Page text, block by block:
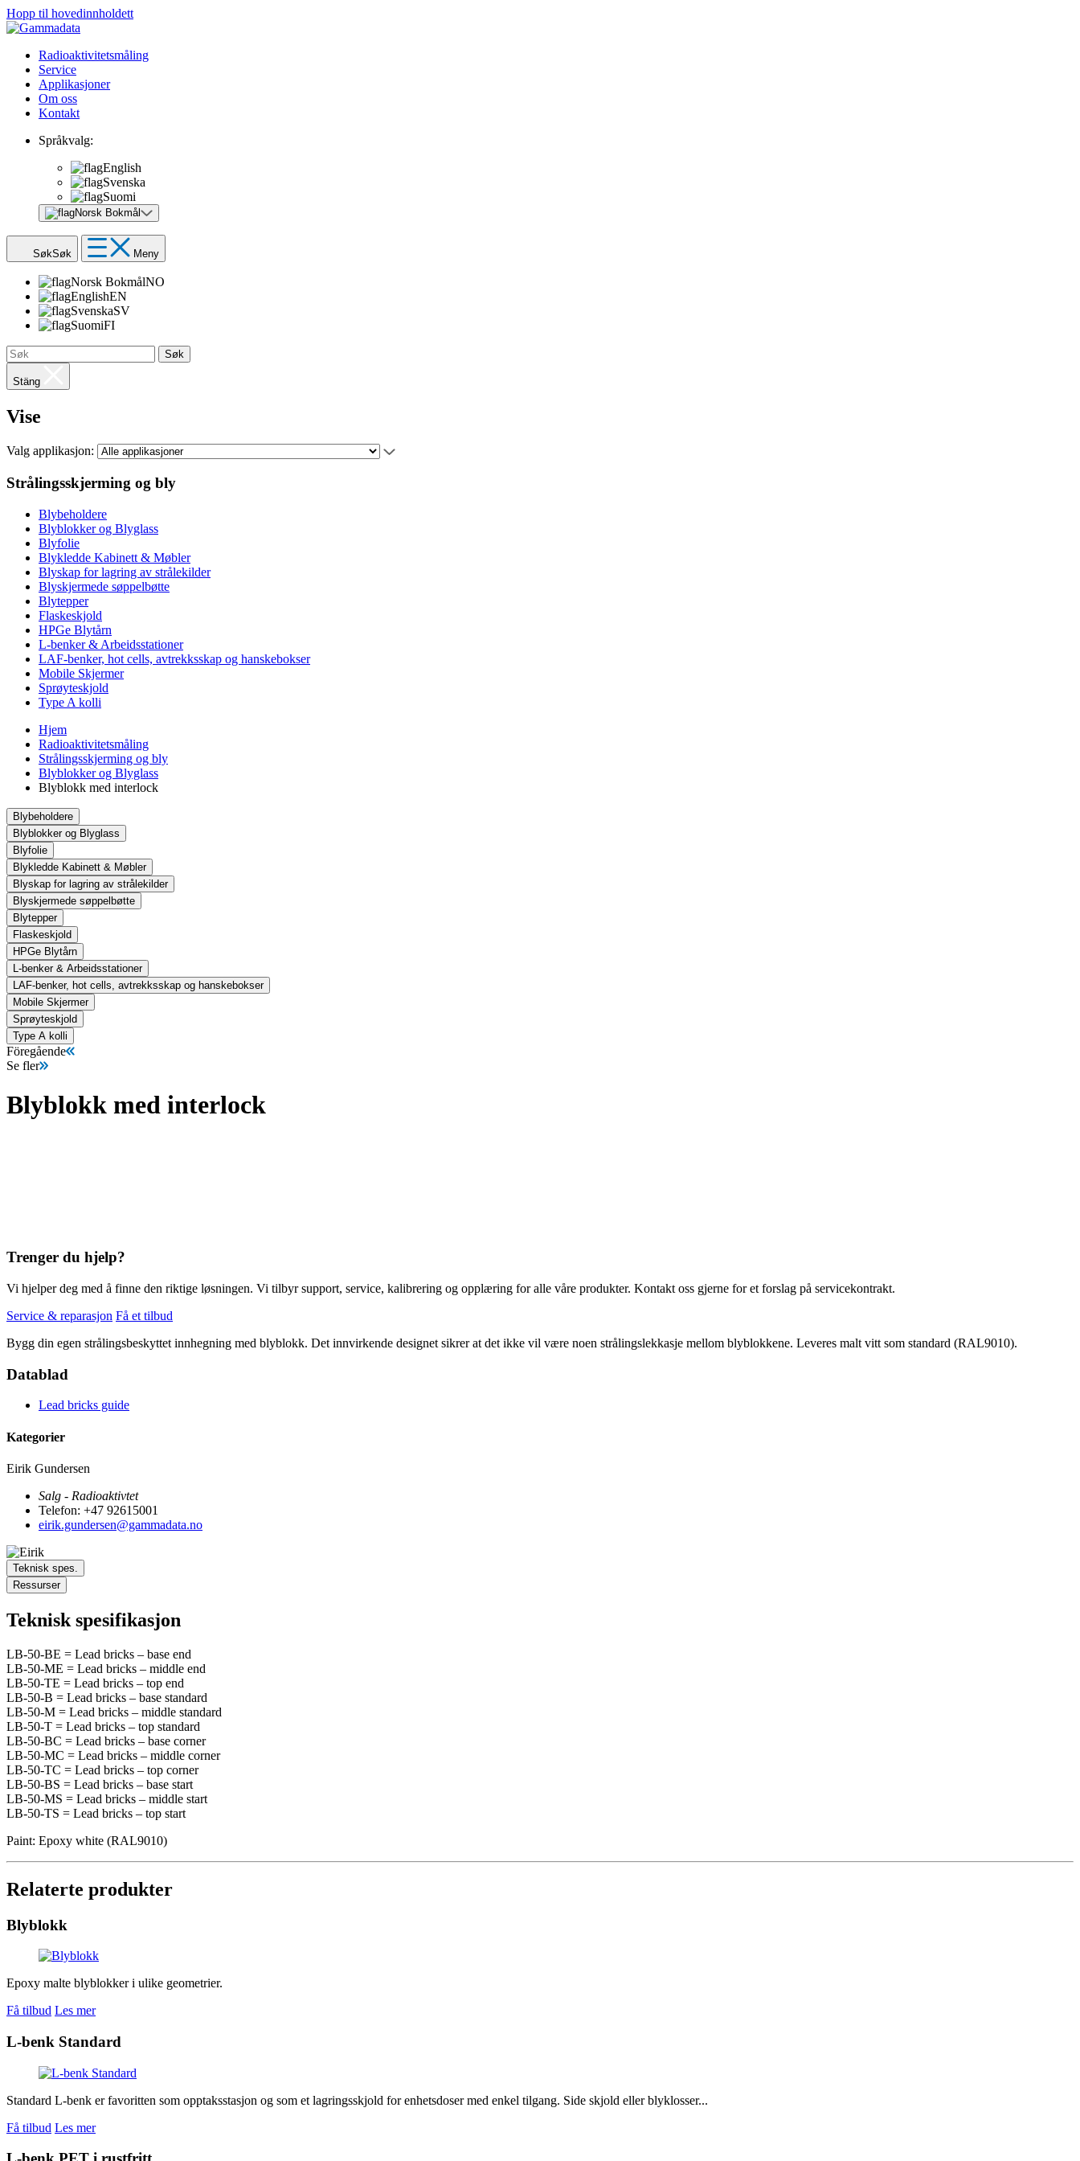
Hopp til hovedinnholdett
Radioaktivitetsmåling
Service
Applikasjoner
Om oss
Kontakt
Språkvalg:
English
Svenska
Suomi
Norsk Bokmål
SøkSøk Meny
Norsk BokmålNO
EnglishEN
SvenskaSV
SuomiFI
Søk
Stäng
Vise
Valg applikasjon:
Strålingsskjerming og bly
Blybeholdere
Blyblokker og Blyglass
Blyfolie
Blykledde Kabinett & Møbler
Blyskap for lagring av strålekilder
Blyskjermede søppelbøtte
Blytepper
Flaskeskjold
HPGe Blytårn
L-benker & Arbeidsstationer
LAF-benker, hot cells, avtrekksskap og hanskebokser
Mobile Skjermer
Sprøyteskjold
Type A kolli
Hjem
Radioaktivitetsmåling
Strålingsskjerming og bly
Blyblokker og Blyglass
Blyblokk med interlock
Blybeholdere
Blyblokker og Blyglass
Blyfolie
Blykledde Kabinett & Møbler
Blyskap for lagring av strålekilder
Blyskjermede søppelbøtte
Blytepper
Flaskeskjold
HPGe Blytårn
L-benker & Arbeidsstationer
LAF-benker, hot cells, avtrekksskap og hanskebokser
Mobile Skjermer
Sprøyteskjold
Type A kolli
Föregående
Se fler
Blyblokk med interlock
Trenger du hjelp?
Vi hjelper deg med å finne den riktige løsningen. Vi tilbyr support, service, kalibrering og opplæring for alle våre produkter. Kontakt oss gjerne for et forslag på servicekontrakt.
Service & reparasjon Få et tilbud
Bygg din egen strålingsbeskyttet innhegning med blyblokk. Det innvirkende designet sikrer at det ikke vil være noen strålingslekkasje mellom blyblokkene. Leveres malt vitt som standard (RAL9010).
Datablad
Lead bricks guide
Kategorier
Eirik Gundersen
Salg - Radioaktivtet
Telefon: +47 92615001
eirik.gundersen@gammadata.no
Teknisk spes.
Ressurser
Teknisk spesifikasjon
LB-50-BE = Lead bricks – base end
LB-50-ME = Lead bricks – middle end
LB-50-TE = Lead bricks – top end
LB-50-B = Lead bricks – base standard
LB-50-M = Lead bricks – middle standard
LB-50-T = Lead bricks – top standard
LB-50-BC = Lead bricks – base corner
LB-50-MC = Lead bricks – middle corner
LB-50-TC = Lead bricks – top corner
LB-50-BS = Lead bricks – base start
LB-50-MS = Lead bricks – middle start
LB-50-TS = Lead bricks – top start
Paint: Epoxy white (RAL9010)
Relaterte produkter
Blyblokk
Epoxy malte blyblokker i ulike geometrier.
Få tilbud Les mer
L-benk Standard
Standard L-benk er favoritten som opptaksstasjon og som et lagringsskjold for enhetsdoser med enkel tilgang. Side skjold eller blyklosser...
Få tilbud Les mer